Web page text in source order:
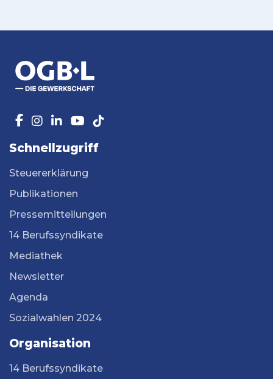
Schnellzugriff
Steuererklärung
Publikationen
Pressemitteilungen
14 Berufssyndikate
Mediathek
Newsletter
Agenda
Sozialwahlen 2024
Organisation
14 Berufssyndikate